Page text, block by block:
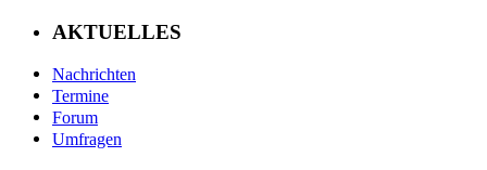
AKTUELLES
Nachrichten
Termine
Forum
Umfragen